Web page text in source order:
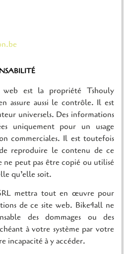
est la propriété Tshouly
assure aussi le contrôle. Il est
universels. Des informations
uniquement pour un usage
commerciales. Il est toutefois
reproduire le contenu de ce
ne peut pas être copié ou utilisé
qu’elle soit.
mettra tout en œuvre pour
de ce site web. Bike4all ne
des dommages ou des
à votre système par votre
incapacité à y accéder.